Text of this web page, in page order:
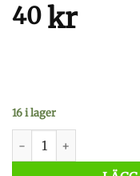
40kr
16 i lager
Wolly Bugger Peach #8